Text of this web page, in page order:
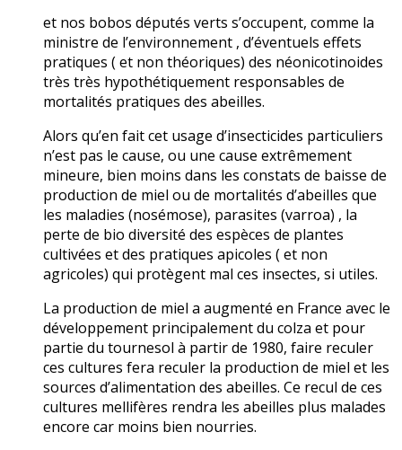
et nos bobos députés verts s’occupent, comme la
ministre de l’environnement , d’éventuels effets
pratiques ( et non théoriques) des néonicotinoides
très très hypothétiquement responsables de
mortalités pratiques des abeilles.
Alors qu’en fait cet usage d’insecticides particuliers
n’est pas le cause, ou une cause extrêmement
mineure, bien moins dans les constats de baisse de
production de miel ou de mortalités d’abeilles que
les maladies (nosémose), parasites (varroa) , la
perte de bio diversité des espèces de plantes
cultivées et des pratiques apicoles ( et non
agricoles) qui protègent mal ces insectes, si utiles.
La production de miel a augmenté en France avec le
développement principalement du colza et pour
partie du tournesol à partir de 1980, faire reculer
ces cultures fera reculer la production de miel et les
sources d’alimentation des abeilles. Ce recul de ces
cultures mellifères rendra les abeilles plus malades
encore car moins bien nourries.